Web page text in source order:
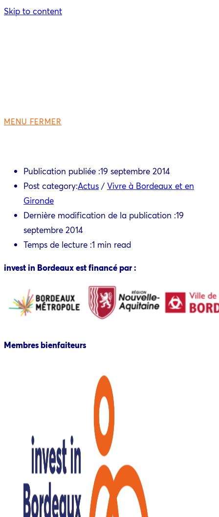
Skip to content
MENU FERMER
Publication publiée :19 septembre 2014
Post category:Actus / Vivre à Bordeaux et en
Gironde
Dernière modification de la publication :19
septembre 2014
Temps de lecture :1 min read
invest in Bordeaux est financé par :
Membres bienfaiteurs